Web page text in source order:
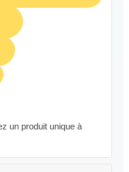
un produit unique à